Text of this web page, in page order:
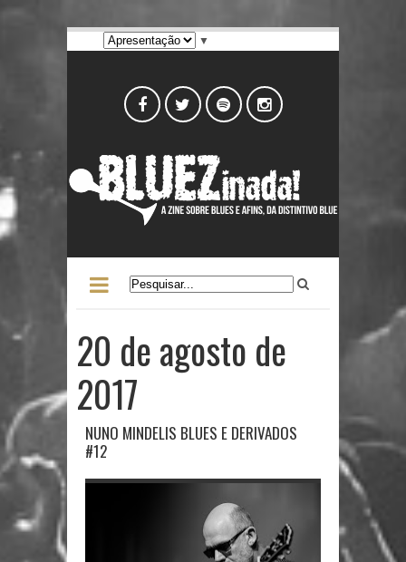
▼
20 de agosto de
2017
NUNO MINDELIS BLUES E DERIVADOS
#12